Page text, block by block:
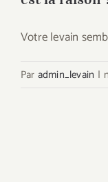
Votre levain
Par admin_levain |